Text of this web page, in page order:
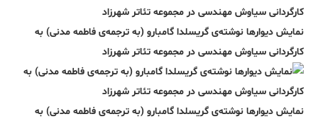
نمایش دیوارها نوشته‌ی گریسلدا گامبارو (به ترجمه‌ی فاطمه مدنی) به
کارگردانی سیاوش مهندسی در مجموعه تئاتر شهرزاد
نمایش دیوارها نوشته‌ی گریسلدا گامبارو (به ترجمه‌ی فاطمه مدنی) به